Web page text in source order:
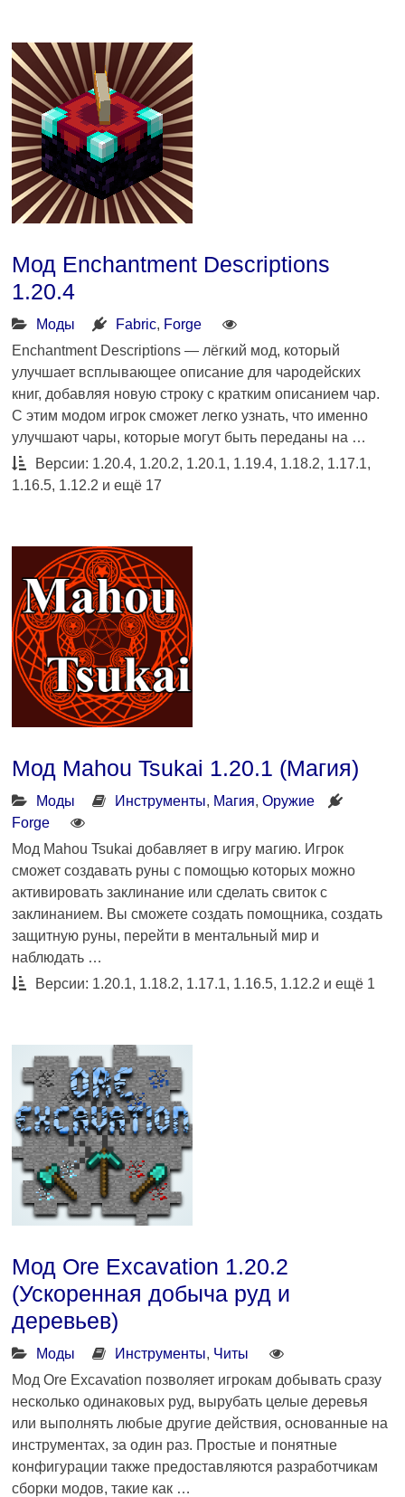
Мод Enchantment Descriptions
1.20.4
Моды Fabric, Forge
Enchantment Descriptions — лёгкий мод, который
улучшает всплывающее описание для чародейских
книг, добавляя новую строку с кратким описанием чар.
С этим модом игрок сможет легко узнать, что именно
улучшают чары, которые могут быть переданы на …
Версии: 1.20.4, 1.20.2, 1.20.1, 1.19.4, 1.18.2, 1.17.1,
1.16.5, 1.12.2 и ещё 17
Мод Mahou Tsukai 1.20.1 (Магия)
Моды Инструменты, Магия,Оружие
Forge
Мод Mahou Tsukai добавляет в игру магию. Игрок
сможет создавать руны с помощью которых можно
активировать заклинание или сделать свиток с
заклинанием. Вы сможете создать помощника, создать
защитную руны, перейти в ментальный мир и
наблюдать …
Версии: 1.20.1, 1.18.2, 1.17.1, 1.16.5, 1.12.2 и ещё 1
Мод Ore Excavation 1.20.2
(Ускоренная добыча руд и
деревьев)
Моды Инструменты, Читы
Мод Ore Excavation позволяет игрокам добывать сразу
несколько одинаковых руд, вырубать целые деревья
или выполнять любые другие действия, основанные на
инструментах, за один раз. Простые и понятные
конфигурации также предоставляются разработчикам
сборки модов, такие как …